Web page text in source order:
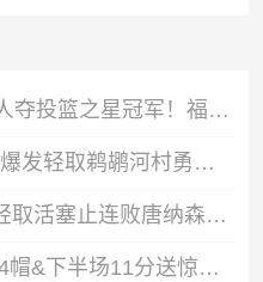
全明星：华盛顿神秘人夺投篮之星冠军！福德夺得三分大赛冠军！
🏀夏联-步行者第三节爆发轻取鹈鹕河村勇辉5+5+12斯劳森22分
🏀夏联-热火5人上双轻取活塞止连败唐纳森20+8+10奥科里27分
🏀夏联-杨瀚森13+5+4帽&下半场11分送惊艳妙传开拓者力克掘金